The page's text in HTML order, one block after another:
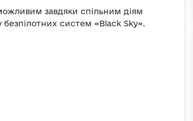
завдяки спільним діям
безпілотних систем «Black Sky».